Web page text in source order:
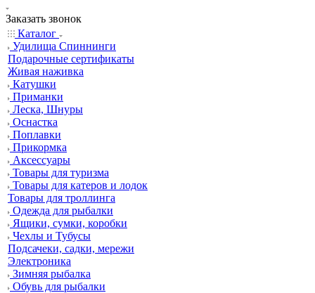
Заказать звонок
Каталог
Удилища Спиннинги
Подарочные сертификаты
Живая наживка
Катушки
Приманки
Леска, Шнуры
Оснастка
Поплавки
Прикормка
Аксессуары
Товары для туризма
Товары для катеров и лодок
Товары для троллинга
Одежда для рыбалки
Ящики, сумки, коробки
Чехлы и Тубусы
Подсачеки, садки, мережи
Электроника
Зимняя рыбалка
Обувь для рыбалки